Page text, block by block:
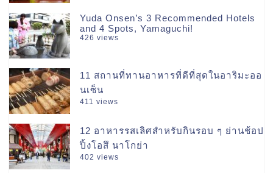
Yuda Onsen’s 3 Recommended Hotels
and 4 Spots, Yamaguchi!
426 views
11 สถานที่ทานอาหารที่ดีที่สุดในอาริมะออ
นเซ็น
411 views
12 อาหารรสเลิศสำหรับกินรอบ ๆ ย่านช้อป
ปิ้งโอสึ นาโกย่า
402 views